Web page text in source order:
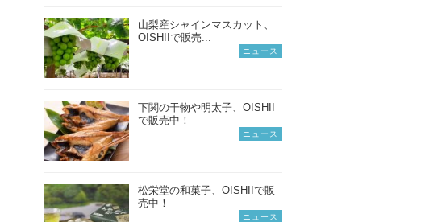
山梨産シャインマスカット、
OISHIIで販売...
ニュース
下関の干物や明太子、OISHII
で販売中！
ニュース
松栄堂の和菓子、OISHIIで販
売中！
ニュース